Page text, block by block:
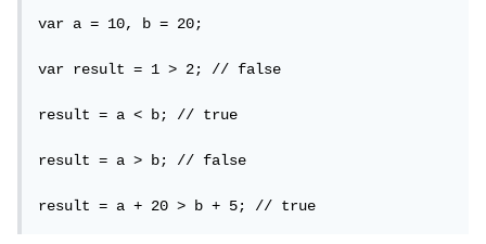
var a = 10, b = 20;
var result = 1 > 2; // false
result = a < b; // true
result = a > b; // false
result = a + 20 > b + 5; // true